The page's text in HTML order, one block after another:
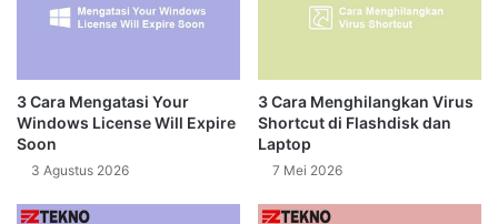
3 Cara Mengatasi Your
Windows License Will Expire
Soon
3 Agustus 2026
3 Cara Menghilangkan Virus
Shortcut di Flashdisk dan
Laptop
7 Mei 2026